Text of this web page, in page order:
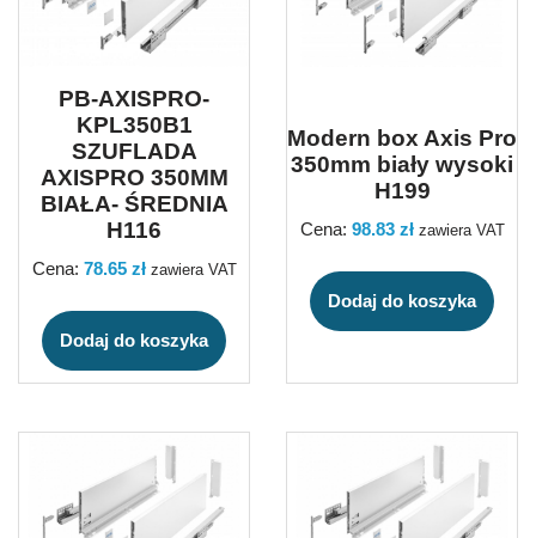
PB-AXISPRO-
KPL350B1
SZUFLADA
AXISPRO 350MM
BIAŁA- ŚREDNIA
H116
Cena: 78.65 zł zawiera VAT
Dodaj do koszyka
Modern box Axis Pro
350mm biały wysoki
H199
Cena: 98.83 zł zawiera VAT
Dodaj do koszyka